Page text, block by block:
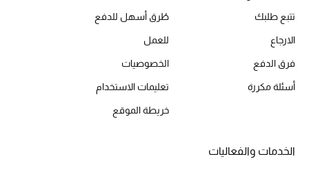
الأحذية الرجالية
أحذية للأطفال
تتبع طلبك
الارجاع
فرق الدفع
أسئلة مكررة
طُرق أسهل للدفع
للعمل
الخصوصيات
تعليمات الاستخدام
خريطة الموقع
الخدمات والفعاليات